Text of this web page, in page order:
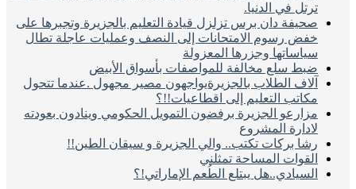
في الدنيا.
دان برس تزلزل قيادة التعليم بالجزيرة وتجبرها على
رسوم الامتحانات إلى النصف وعمليات عاجلة تطال
وجزرها المعزولة
سلع مخالفة للمواصفات بأسواق الأبيض
الطلاب بالجزيرةيواجهون مصير مجهول .عندما تتحول
التعليم إلى اقطاعيات!!؟
الجزيرة برفضون التمويل الحكومي وينادون بعودته
المشروع
بركات تكتب.. والي الجزيرة و سيقان الطين!!
المساحة تمثلني
يبتلع الطُعم الإماراتي!؟